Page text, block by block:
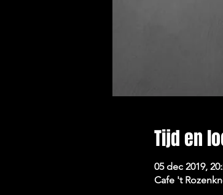
Tijd en
05 dec 2019,
Cafe 't